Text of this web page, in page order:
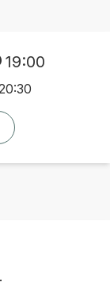
19:00